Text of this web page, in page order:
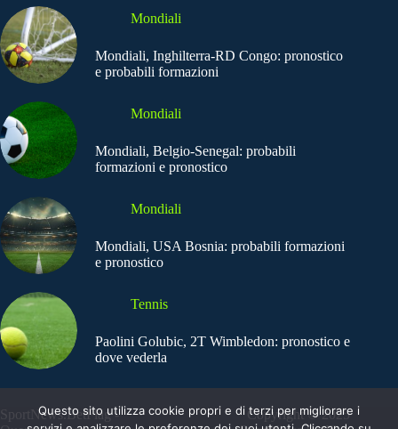
Mondiali
Mondiali, Inghilterra-RD Congo: pronostico
e probabili formazioni
Mondiali
Mondiali, Belgio-Senegal: probabili
formazioni e pronostico
Mondiali
Mondiali, USA Bosnia: probabili formazioni
e pronostico
Tennis
Paolini Golubic, 2T Wimbledon: pronostico e
dove vederla
SportNews.BetFlag -
Copyright © 2025
Questo sito utilizza cookie propri e di terzi per migliorare i